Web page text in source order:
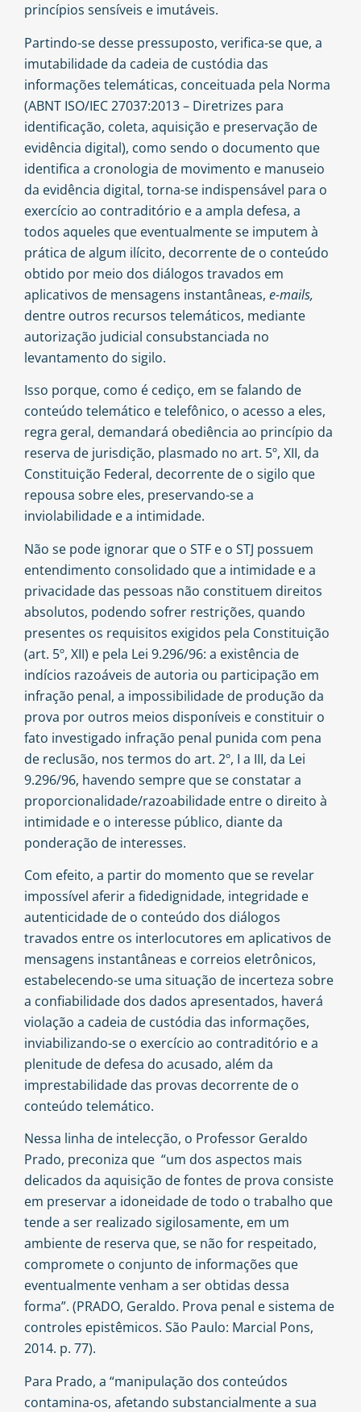
princípios sensíveis e imutáveis.
Partindo-se desse pressuposto, verifica-se que, a
imutabilidade da cadeia de custódia das
informações telemáticas, conceituada pela Norma
(ABNT ISO/IEC 27037:2013 – Diretrizes para
identificação, coleta, aquisição e preservação de
evidência digital), como sendo o documento que
identifica a cronologia de movimento e manuseio
da evidência digital, torna-se indispensável para o
exercício ao contraditório e a ampla defesa, a
todos aqueles que eventualmente se imputem à
prática de algum ilícito, decorrente de o conteúdo
obtido por meio dos diálogos travados em
aplicativos de mensagens instantâneas, e-mails,
dentre outros recursos telemáticos, mediante
autorização judicial consubstanciada no
levantamento do sigilo.
Isso porque, como é cediço, em se falando de
conteúdo telemático e telefônico, o acesso a eles,
regra geral, demandará obediência ao princípio da
reserva de jurisdição, plasmado no art. 5º, XII, da
Constituição Federal, decorrente de o sigilo que
repousa sobre eles, preservando-se a
inviolabilidade e a intimidade.
Não se pode ignorar que o STF e o STJ possuem
entendimento consolidado que a intimidade e a
privacidade das pessoas não constituem direitos
absolutos, podendo sofrer restrições, quando
presentes os requisitos exigidos pela Constituição
(art. 5º, XII) e pela Lei 9.296/96: a existência de
indícios razoáveis de autoria ou participação em
infração penal, a impossibilidade de produção da
prova por outros meios disponíveis e constituir o
fato investigado infração penal punida com pena
de reclusão, nos termos do art. 2º, I a III, da Lei
9.296/96, havendo sempre que se constatar a
proporcionalidade/razoabilidade entre o direito à
intimidade e o interesse público, diante da
ponderação de interesses.
Com efeito, a partir do momento que se revelar
impossível aferir a fidedignidade, integridade e
autenticidade de o conteúdo dos diálogos
travados entre os interlocutores em aplicativos de
mensagens instantâneas e correios eletrônicos,
estabelecendo-se uma situação de incerteza sobre
a confiabilidade dos dados apresentados, haverá
violação a cadeia de custódia das informações,
inviabilizando-se o exercício ao contraditório e a
plenitude de defesa do acusado, além da
imprestabilidade das provas decorrente de o
conteúdo telemático.
Nessa linha de intelecção, o Professor Geraldo
Prado, preconiza que “um dos aspectos mais
delicados da aquisição de fontes de prova consiste
em preservar a idoneidade de todo o trabalho que
tende a ser realizado sigilosamente, em um
ambiente de reserva que, se não for respeitado,
compromete o conjunto de informações que
eventualmente venham a ser obtidas dessa
forma”. (PRADO, Geraldo. Prova penal e sistema de
controles epistêmicos. São Paulo: Marcial Pons,
2014. p. 77).
Para Prado, a “manipulação dos conteúdos
contamina-os, afetando substancialmente a sua